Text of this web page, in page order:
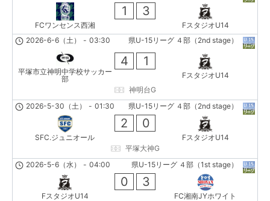
FCワンセンス西湘
1 3
FスタジオU14
県U-15リーグ ４部（2nd stage）
2026-6-6（土） - 03:30
平塚市立神明中学校サッカー
部
4 1
FスタジオU14
神明台G
県U-15リーグ ４部（2nd stage）
2026-5-30（土） - 01:30
SFC.ジュニオール
2 0
FスタジオU14
平塚大神G
県U-15リーグ ４部（1st stage）
2026-5-6（水） - 04:00
FスタジオU14
0 3
FC湘南JYホワイト